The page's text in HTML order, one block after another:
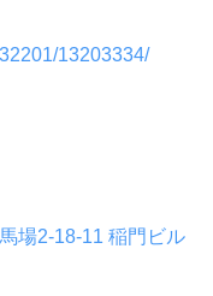
13203334/
場2-18-11 稲門ビル